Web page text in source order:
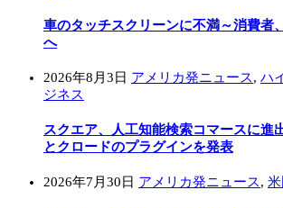
車のタッチスクリーンに不満～消費者
へ
2026年8月3日 アメリカ発ニュース, ハ
ジネス
スクエア、人工知能検索コマースに進
とクロードのプラグインを発表
2026年7月30日 アメリカ発ニュース,